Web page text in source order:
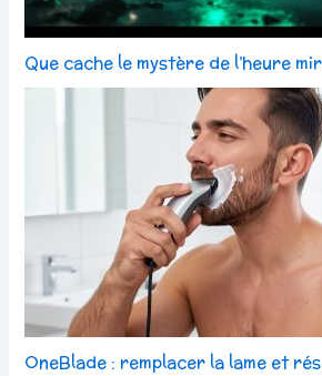
Que cache le mystère de l’heure
OneBlade : remplacer la lame et